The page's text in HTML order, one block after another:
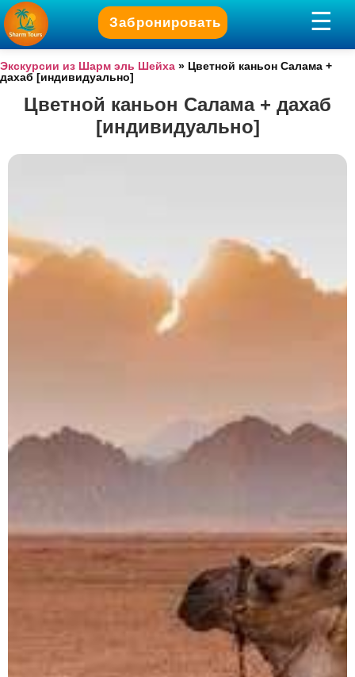
Забронировать
Экскурсии из Шарм эль Шейха » Цветной каньон Салама +
дахаб [индивидуально]
Цветной каньон Салама + дахаб
[индивидуально]